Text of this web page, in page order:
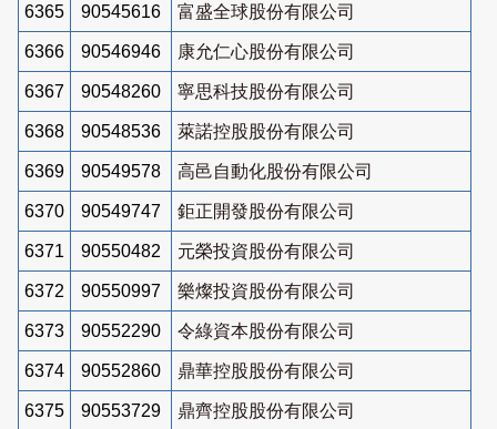
6365 90545616 富盛全球股份有限公司
6366 90546946 康允仁心股份有限公司
6367 90548260 寧思科技股份有限公司
6368 90548536 萊諾控股股份有限公司
6369 90549578 高邑自動化股份有限公司
6370 90549747 鉅正開發股份有限公司
6371 90550482 元榮投資股份有限公司
6372 90550997 樂燦投資股份有限公司
6373 90552290 令綠資本股份有限公司
6374 90552860 鼎華控股股份有限公司
6375 90553729 鼎齊控股股份有限公司